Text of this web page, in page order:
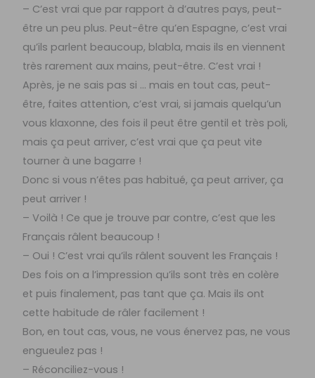
– C’est vrai que par rapport à d’autres pays, peut-
être un peu plus. Peut-être qu’en Espagne, c’est vrai
qu’ils parlent beaucoup, blabla, mais ils en viennent
très rarement aux mains, peut-être. C’est vrai !
Après, je ne sais pas si … mais en tout cas, peut-
être, faites attention, c’est vrai, si jamais quelqu’un
vous klaxonne, des fois il peut être gentil et très poli,
mais ça peut arriver, c’est vrai que ça peut vite
tourner à une bagarre !
Donc si vous n’êtes pas habitué, ça peut arriver, ça
peut arriver !
– Voilà ! Ce que je trouve par contre, c’est que les
Français râlent beaucoup !
– Oui ! C’est vrai qu’ils râlent souvent les Français !
Des fois on a l’impression qu’ils sont très en colère
et puis finalement, pas tant que ça. Mais ils ont
cette habitude de râler facilement !
Bon, en tout cas, vous, ne vous énervez pas, ne vous
engueulez pas !
– Réconciliez-vous !